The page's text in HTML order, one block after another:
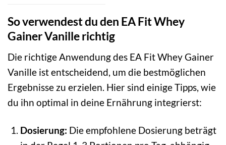
So verwendest du den EA Fit Whey
Gainer Vanille richtig
Die richtige Anwendung des EA Fit Whey Gainer
Vanille ist entscheidend, um die bestmöglichen
Ergebnisse zu erzielen. Hier sind einige Tipps, wie
du ihn optimal in deine Ernährung integrierst:
Dosierung: Die empfohlene Dosierung beträgt